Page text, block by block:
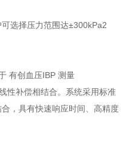
选择压力范围达±300kPa2
有创血压IBP 测量
性补偿相结合。系统采用标准
，具有快速响应时间、高精度